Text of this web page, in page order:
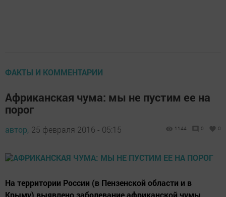
ФАКТЫ И КОММЕНТАРИИ
Африканская чума: мы не пустим ее на
порог
автор, 25 февраля 2016 - 05:15 1144 0 0
На территории России (в Пензенской области и в
Крыму) выявлено заболевание африканской чумы